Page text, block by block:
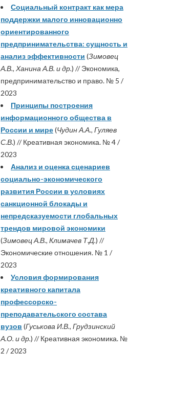
Социальный контракт как мера
поддержки малого инновационно
ориентированного
предпринимательства: сущность и
анализ эффективности (Зимовец
А.В., Ханина А.В. и др.) // Экономика,
предпринимательство и право. № 5 /
2023
Принципы построения
информационного общества в
России и мире(Чудин А.А., Гуляев
С.В.) // Креативная экономика. № 4 /
2023
Анализ и оценка сценариев
социально-экономического
развития России в условиях
санкционной блокады и
непредсказуемости глобальных
трендов мировой экономики
(Зимовец А.В., Климачев Т.Д.) //
Экономические отношения. № 1 /
2023
Условия формирования
креативного капитала
профессорско-
преподавательского состава
вузов (Гуськова И.В., Грудзинский
А.О. и др.) // Креативная экономика. №
2 / 2023